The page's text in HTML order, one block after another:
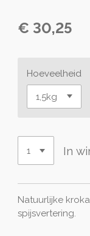
€ 30,25
Hoeveelheid
In
Natuurlijke
spijsvertering.